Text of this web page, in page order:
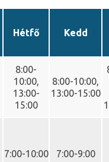
Hétfő Kedd
8:00-
10:00,
13:00-
15:00
8:00-10:00,
13:00-15:00
7:00-10:00 7:00-9:00